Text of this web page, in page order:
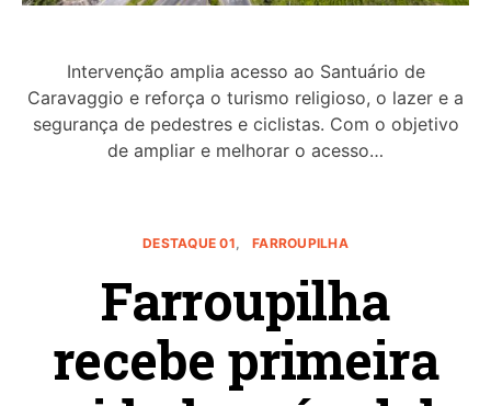
Intervenção amplia acesso ao Santuário de
Caravaggio e reforça o turismo religioso, o lazer e a
segurança de pedestres e ciclistas. Com o objetivo
de ampliar e melhorar o acesso…
DESTAQUE 01 FARROUPILHA
Farroupilha
recebe primeira